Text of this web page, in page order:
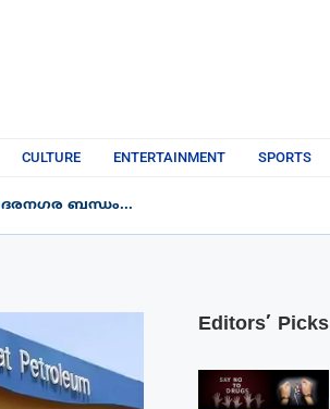
CULTURE ENTERTAINMENT SPORTS
ബന്ധം...
Editors’ Picks